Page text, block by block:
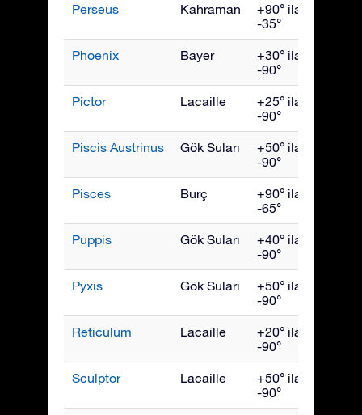
Perseus Kahraman
+90° ila
-35°
Phoenix Bayer
+30° ila
-90°
Pictor Lacaille
+25° ila
-90°
Piscis Austrinus Gök Suları
+50° ila
-90°
Pisces Burç
+90° ila
-65°
Puppis Gök Suları
+40° ila
-90°
Pyxis Gök Suları
+50° ila
-90°
Reticulum Lacaille
+20° ila
-90°
Sculptor Lacaille
+50° ila
-90°